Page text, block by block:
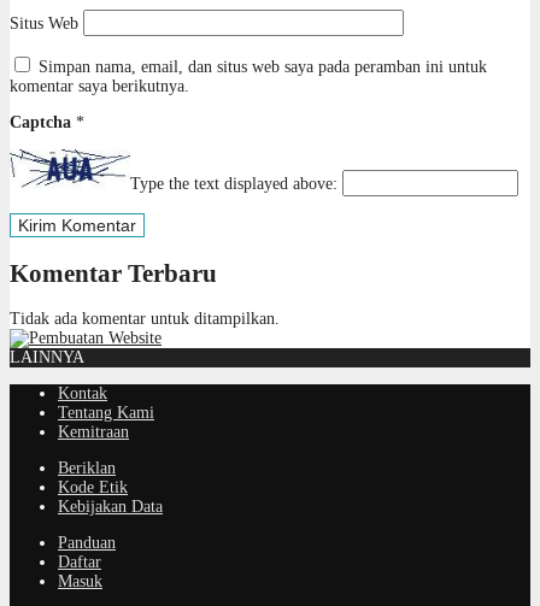
Situs Web
Simpan nama, email, dan situs web saya pada peramban ini untuk
komentar saya berikutnya.
Captcha *
Type the text displayed above:
Komentar Terbaru
Tidak ada komentar untuk ditampilkan.
LAINNYA
Kontak
Tentang Kami
Kemitraan
Beriklan
Kode Etik
Kebijakan Data
Panduan
Daftar
Masuk